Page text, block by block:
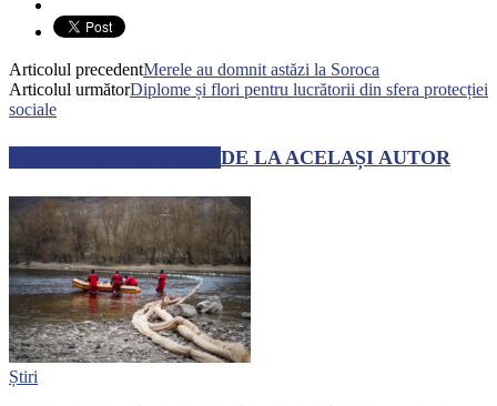
Articolul precedentMerele au domnit astăzi la Soroca
Articolul următorDiplome și flori pentru lucrătorii din sfera protecției
sociale
DE LA ACELAȘI AUTOR
Știri